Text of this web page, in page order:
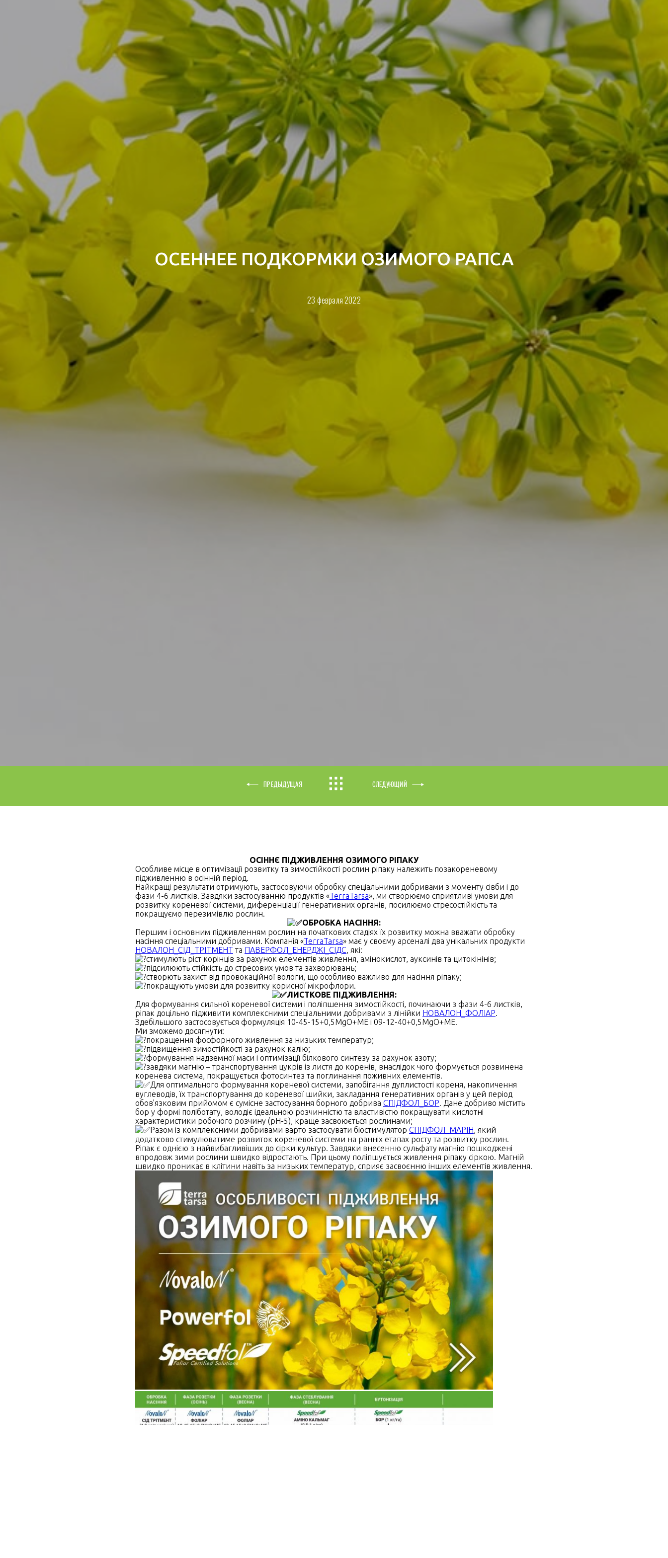
ОСЕННЕЕ ПОДКОРМКИ ОЗИМОГО РАПСА
23 февраля 2022
ПРЕДЫДУЩАЯ СЛЕДУЮЩИЙ
ОСІННЄ ПІДЖИВЛЕННЯ ОЗИМОГО РІПАКУ
Особливе місце в оптимізації розвитку та зимостійкості рослин ріпаку належить позакореневому
підживленню в осінній період.
Найкращі результати отримують, застосовуючи обробку спеціальними добривами з моменту сівби і до
фази 4-6 листків. Завдяки застосуванню продуктів «TerraTarsa», ми створюємо сприятливі умови для
розвитку кореневої системи, диференціації генеративних органів, посилюємо стресостійкість та
покращуємо перезимівлю рослин.
ОБРОБКА НАСІННЯ:
Першим і основним підживленням рослин на початкових стадіях їх розвитку можна вважати обробку
насіння спеціальними добривами. Компанія «TerraTarsa» має у своєму арсеналі два унікальних продукти
НОВАЛОН_СІД_ТРІТМЕНТ та ПАВЕРФОЛ_ЕНЕРДЖІ_СІДС , які:
стимулють ріст корінців за рахунок елементів живлення, амінокислот, ауксинів та цитокінінів;
підсилюють стійкість до стресових умов та захворювань;
створють захист від провокаційної вологи, що особливо важливо для насіння ріпаку;
покращують умови для розвитку корисної мікрофлори.
ЛИСТКОВЕ ПІДЖИВЛЕННЯ:
Для формування сильної кореневої системи і поліпшення зимостійкості, починаючи з фази 4-6 листків,
ріпак доцільно підживити комплексними спеціальними добривами з лінійки НОВАЛОН_ФОЛІАР
Здебільшого застосовується формуляція 10-45-15+0,5MgO+МЕ і 09-12-40+0,5MgO+МЕ.
Ми зможемо досягнути:
покращення фосфорного живлення за низьких температур;
підвищення зимостійкості за рахунок калію;
формування надземної маси і оптимізації білкового синтезу за рахунок азоту;
завдяки магнію – транспортування цукрів із листя до коренів, внаслідок чого формується розвинена
коренева система, покращується фотосинтез та поглинання поживних елементів.
Для оптимального формування кореневої системи, запобігання дуплистості кореня, накопичення
вуглеводів, їх транспортування до кореневої шийки, закладання генеративних органів у цей період
обов’язковим прийомом є сумісне застосування борного добрива СПІДФОЛ_БОР . Дане добриво містить
бор у формі поліботату, володіє ідеальною розчинністю та властивістю покращувати кислотні
характеристики робочого розчину (рН-5), краще засвоюється рослинами;
Разом із комплексними добривами варто застосувати біостимулятор СПІДФОЛ_МАРІН , який
додатково стимулюватиме розвиток кореневої системи на ранніх етапах росту та розвитку рослин.
Ріпак є однією з найвибагливіших до сірки культур. Завдяки внесенню сульфату магнію пошкоджені
впродовж зими рослини швидко відростають. При цьому поліпшується живлення ріпаку сіркою. Магній
швидко проникає в клітини навіть за низьких температур, сприяє засвоєнню інших елементів живлення.